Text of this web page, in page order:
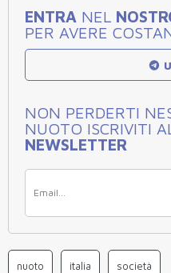
ENTRA NEL
PER AVERE
NON PERDERTI
NUOTO ISCRIVITI
NEWSLETTER
nuoto italia società